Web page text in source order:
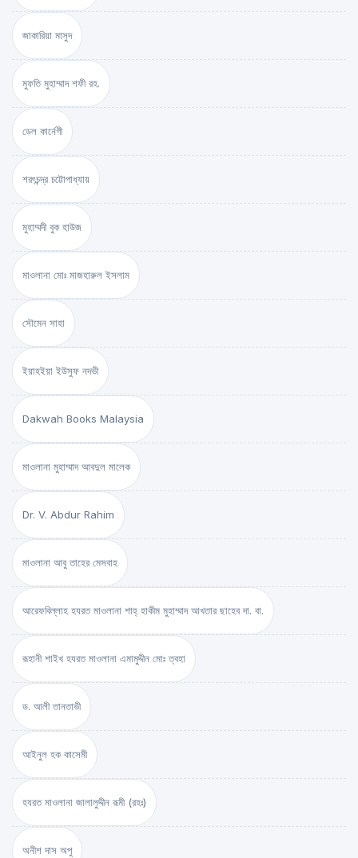
জাকারিয়া মাসুদ
মুফতি মুহাম্মাদ শফী রহ.
ডেল কার্নেগী
শরৎচন্দ্র চট্টোপাধ্যায়
মুহাম্মদী বুক হাউজ
মাওলানা মোঃ মাজহারুল ইসলাম
সৌমেন সাহা
ইয়াহইয়া ইউসুফ নদভী
Dakwah Books Malaysia
মাওলানা মুহাম্মাদ আবদুল মালেক
Dr. V. Abdur Rahim
মাওলানা আবু তাহের মেসবাহ
আরেফবিল্লাহ হযরত মাওলানা শাহ্ হাকীম মুহাম্মাদ আখতার ছাহেব দা. বা.
রূহানী শাইখ হযরত মাওলানা এমামুদ্দীন মোঃ ত্বহা
ড. আলী তানতাভী
আইনুল হক কাসেমী
হযরত মাওলানা জালালুদ্দীন রূমী (রহঃ)
অনীশ দাস অপু